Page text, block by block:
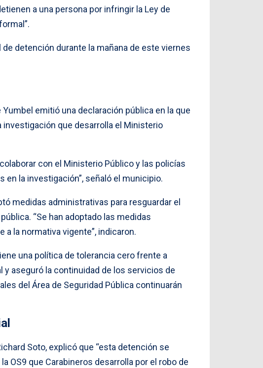
a una persona por infringir la Ley de
detención durante la mañana de este viernes
emitió una declaración pública en la que
que desarrolla el Ministerio
con el Ministerio Público y las policías
la investigación”, señaló el municipio.
medidas administrativas para resguardar el
“Se han adoptado las medidas
la normativa vigente”, indicaron.
una política de tolerancia cero frente a
aseguró la continuidad de los servicios de
del Área de Seguridad Pública continuarán
Soto, explicó que “esta detención se
OS9 que Carabineros desarrolla por el robo de